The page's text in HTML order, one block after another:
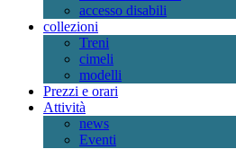
accesso disabili
collezioni
Treni
cimeli
modelli
Prezzi e orari
Attività
news
Eventi